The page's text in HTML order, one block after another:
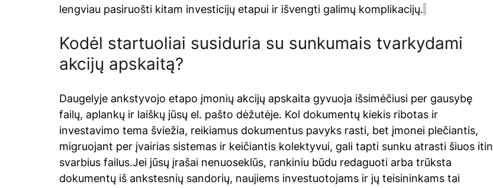
lengviau pasiruošti kitam investicijų etapui ir išvengti galimų komplikacijų.
Kodėl startuoliai susiduria su sunkumais tvarkydami
akcijų apskaitą?
Daugelyje ankstyvojo etapo įmonių akcijų apskaita gyvuoja išsimėčiusi per gausybę
failų, aplankų ir laiškų jūsų el. pašto dėžutėje. Kol dokumentų kiekis ribotas ir
investavimo tema šviežia, reikiamus dokumentus pavyks rasti, bet įmonei plečiantis,
migruojant per įvairias sistemas ir keičiantis kolektyvui, gali tapti sunku atrasti šiuos itin
svarbius failus.Jei jūsų įrašai nenuoseklūs, rankiniu būdu redaguoti arba trūksta
dokumentų iš ankstesnių sandorių, naujiems investuotojams ir jų teisininkams tai